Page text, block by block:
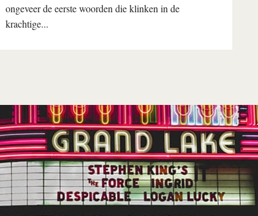
ongeveer de eerste woorden die klinken in de
krachtige...